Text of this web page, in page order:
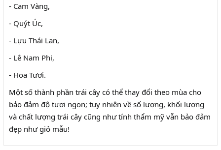
- Cam Vàng,
- Quýt Úc,
- Lựu Thái Lan,
- Lê Nam Phi,
- Hoa Tươi.
Một số thành phần trái cây có thể thay đổi theo mùa cho
bảo đảm độ tươi ngon; tuy nhiên về số lượng, khối lượng
và chất lượng trái cây cũng như tính thẩm mỹ vẫn bảo đảm
đẹp như giỏ mẫu!